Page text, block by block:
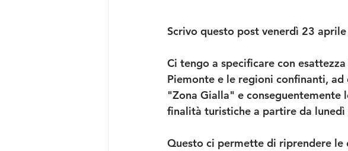
Scrivo questo post venerdì 23
Ci tengo a specificare con
Piemonte e le regioni confinanti,
"Zona Gialla" e conseguentemente
finalità turistiche a partire da lunedì
Questo ci permette di riprendere le